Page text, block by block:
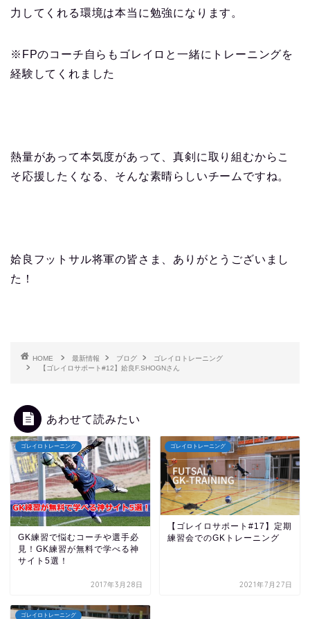
力してくれる環境は本当に勉強になります。
※FPのコーチ自らもゴレイロと一緒にトレーニングを
経験してくれました
熱量があって本気度があって、真剣に取り組むからこ
そ応援したくなる、そんな素晴らしいチームですね。
姶良フットサル将軍の皆さま、ありがとうございまし
た！
HOME 最新情報 ブログ
ゴレイロトレーニング
【ゴレイロサポート#12】姶良F.SHOGNさん
あわせて読みたい
ゴレイロトレーニング
GK練習で悩むコーチや選手必
見！GK練習が無料で学べる神
サイト5選！
2017年3月28日
ゴレイロトレーニング
【ゴレイロサポート#17】定期
練習会でのGKトレーニング
2021年7月27日
ゴレイロトレーニング